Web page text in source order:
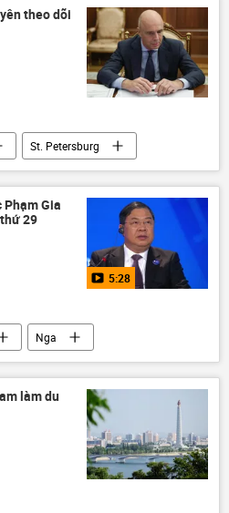
theo dõi
St. Petersburg
chính Nga
Gia
29
5:28
Nga
Thế giới
Việt
làm du